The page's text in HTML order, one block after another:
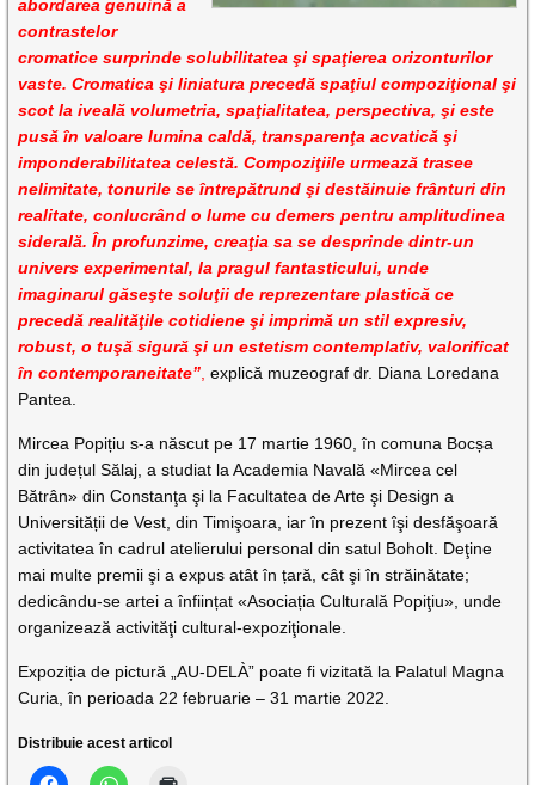
abordarea genuină a
contrastelor
cromatice surprinde solubilitatea şi spaţierea orizonturilor
vaste. Cromatica şi liniatura precedă spaţiul compoziţional şi
scot la iveală volumetria, spaţialitatea, perspectiva, şi este
pusă în valoare lumina caldă, transparenţa acvatică şi
imponderabilitatea celestă. Compoziţiile urmează trasee
nelimitate, tonurile se întrepătrund şi destăinuie frânturi din
realitate, conlucrând o lume cu demers pentru amplitudinea
siderală. În profunzime, creaţia sa se desprinde dintr-un
univers experimental, la pragul fantasticului, unde
imaginarul găseşte soluţii de reprezentare plastică ce
precedă realităţile cotidiene şi imprimă un stil expresiv,
robust, o tuşă sigură şi un estetism contemplativ, valorificat
în contemporaneitate” explică muzeograf dr. Diana Loredana
Pantea.
Mircea Popițiu s-a născut pe 17 martie 1960, în comuna Bocșa
din județul Sălaj, a studiat la Academia Navală «Mircea cel
Bătrân» din Constanţa şi la Facultatea de Arte şi Design a
Universității de Vest, din Timişoara, iar în prezent îşi desfăşoară
activitatea în cadrul atelierului personal din satul Boholt. Deţine
mai multe premii şi a expus atât în țară, cât şi în străinătate;
dedicându-se artei a înființat «Asociația Culturală Popiţiu», unde
organizează activităţi cultural-expoziţionale.
Expoziția de pictură „AU-DELÀ” poate fi vizitată la Palatul Magna
Curia, în perioada 22 februarie – 31 martie 2022.
Distribuie acest articol